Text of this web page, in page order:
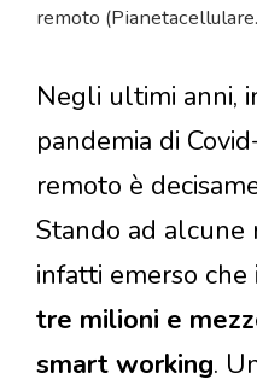
remoto
Negli ultimi anni,
pandemia di
remoto è
Stando ad alcune
infatti emerso che
tre milioni e
smart working.